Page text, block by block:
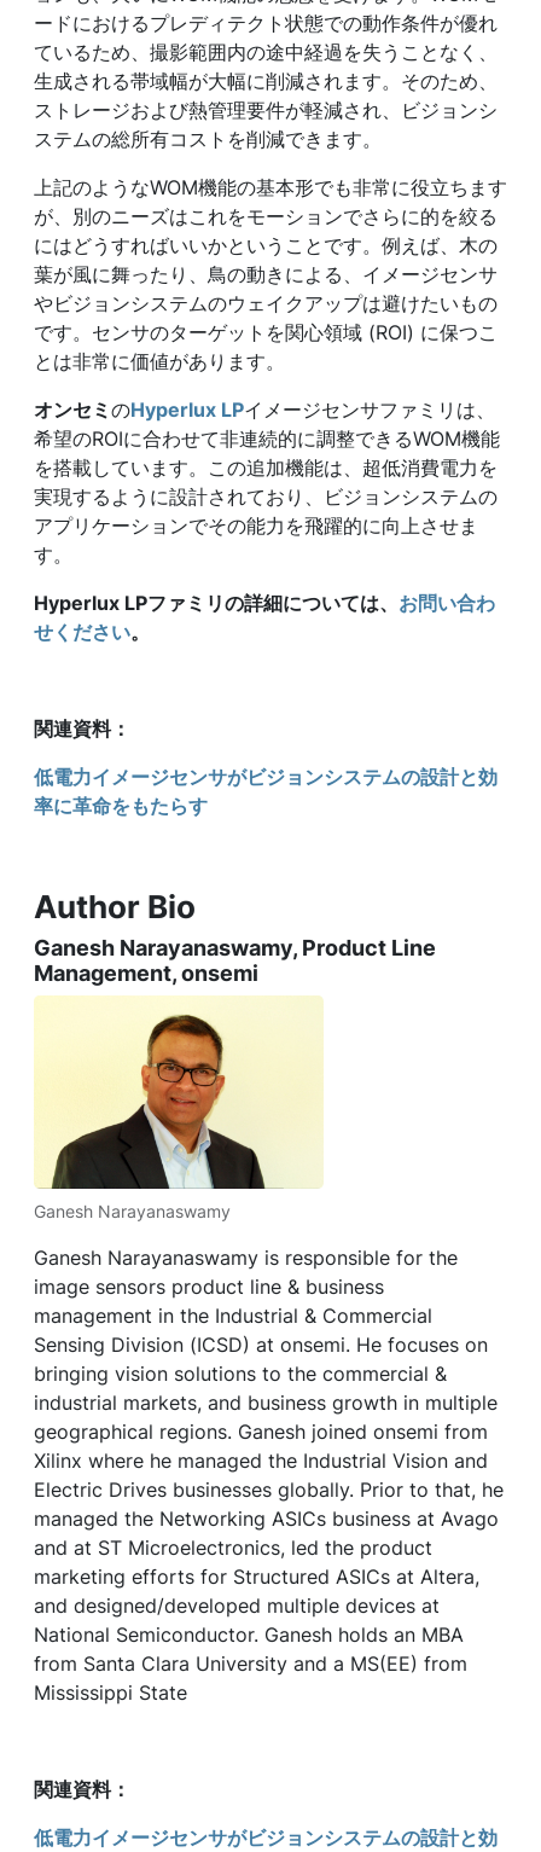
ードにおけるプレディテクト状態での動作条件が優れ
ているため、撮影範囲内の途中経過を失うことなく、
生成される帯域幅が大幅に削減されます。そのため、
ストレージおよび熱管理要件が軽減され、ビジョンシ
ステムの総所有コストを削減できます。
上記のようなWOM機能の基本形でも非常に役立ちます
が、別のニーズはこれをモーションでさらに的を絞る
にはどうすればいいかということです。例えば、木の
葉が風に舞ったり、鳥の動きによる、イメージセンサ
やビジョンシステムのウェイクアップは避けたいもの
です。センサのターゲットを関心領域 (ROI) に保つこ
とは非常に価値があります。
オンセミ のHyperlux LPイメージセンサファミリは、
希望のROIに合わせて非連続的に調整できるWOM機能
を搭載しています。この追加機能は、超低消費電力を
実現するように設計されており、ビジョンシステムの
アプリケーションでその能力を飛躍的に向上させま
す。
Hyperlux LPファミリの詳細については、 お問い合わ
せください。
関連資料：
低電力イメージセンサがビジョンシステムの設計と効
率に革命をもたらす
Author Bio
Ganesh Narayanaswamy, Product Line
Management, onsemi
Ganesh Narayanaswamy
Ganesh Narayanaswamy is responsible for the
image sensors product line & business
management in the Industrial & Commercial
Sensing Division (ICSD) at onsemi. He focuses on
bringing vision solutions to the commercial &
industrial markets, and business growth in multiple
geographical regions. Ganesh joined onsemi from
Xilinx where he managed the Industrial Vision and
Electric Drives businesses globally. Prior to that, he
managed the Networking ASICs business at Avago
and at ST Microelectronics, led the product
marketing efforts for Structured ASICs at Altera,
and designed/developed multiple devices at
National Semiconductor. Ganesh holds an MBA
from Santa Clara University and a MS(EE) from
Mississippi State
関連資料：
低電力イメージセンサがビジョンシステムの設計と効